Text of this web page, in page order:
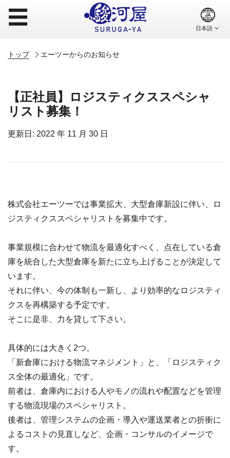
☰
トップ エーツーからのお知らせ
【正社員】ロジスティクススペシャ
リスト募集！
更新日: 2022 年 11 月 30 日
株式会社エーツーでは事業拡大、大型倉庫新設に伴い、ロ
ジスティクススペシャリストを募集中です。
事業規模に合わせて物流を最適化すべく、点在している倉
庫を統合した大型倉庫を新たに立ち上げることが決定して
います。
それに伴い、今の体制も一新し、より効率的なロジスティ
クスを再構築する予定です。
そこに是非、力を貸して下さい。
具体的には大きく2つ。
「新倉庫における物流マネジメント」と、「ロジスティク
ス全体の最適化」です。
前者は、倉庫内における人やモノの流れや配置などを管理
する物流現場のスペシャリスト。
後者は、管理システムの企画・導入や運送業者との折衝に
よるコストの見直しなど、企画・コンサルのイメージで
す。